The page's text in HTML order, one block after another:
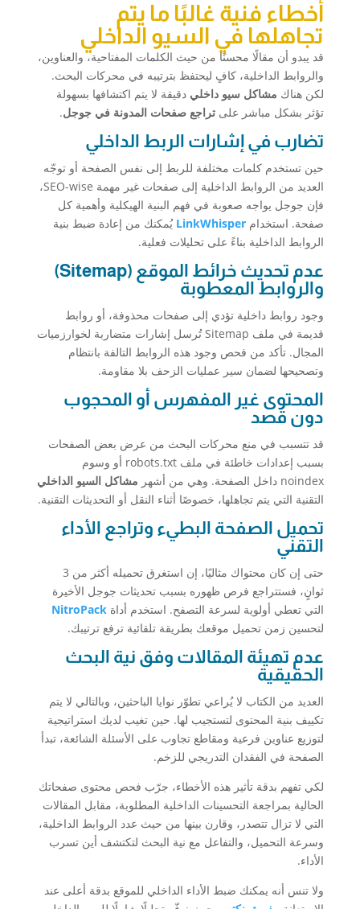
أخطاء فنية غالبًا ما يتم
تجاهلها في السيو الداخلي
قد يبدو أن مقالًا محسنًا من حيث الكلمات المفتاحية، والعناوين،
والروابط الداخلية، كافٍ ليحتفظ بترتيبه في محركات البحث.
لكن هناك مشاكل سيو داخلي دقيقة لا يتم اكتشافها بسهولة
تؤثر بشكل مباشر على تراجع صفحات المدونة في جوجل.
تضارب في إشارات الربط الداخلي
حين تستخدم كلمات مختلفة للربط إلى نفس الصفحة أو توجّه
العديد من الروابط الداخلية إلى صفحات غير مهمة SEO-wise،
فإن جوجل يواجه صعوبة في فهم البنية الهيكلية وأهمية كل
صفحة. استخدام LinkWhisper يُمكنك من إعادة ضبط بنية
الروابط الداخلية بناءً على تحليلات فعلية.
عدم تحديث خرائط الموقع (Sitemap)
والروابط المعطوبة
وجود روابط داخلية تؤدي إلى صفحات محذوفة، أو روابط
قديمة في ملف Sitemap تُرسل إشارات متضاربة لخوارزميات
المجال. تأكد من فحص وجود هذه الروابط التالفة بانتظام
وتصحيحها لضمان سير عمليات الزحف بلا مقاومة.
المحتوى غير المفهرس أو المحجوب
دون قصد
قد تتسبب في منع محركات البحث من عرض بعض الصفحات
بسبب إعدادات خاطئة في ملف robots.txt أو وسوم
noindex داخل الصفحة. وهي من أشهر
مشاكل السيو الداخلي
التقنية التي يتم تجاهلها، خصوصًا أثناء النقل أو التحديثات التقنية.
تحميل الصفحة البطيء وتراجع الأداء
التقني
حتى إن كان محتواك مثاليًا، إن استغرق تحميله أكثر من 3
ثوانٍ، فستتراجع فرص ظهوره بسبب تحديثات جوجل الأخيرة
التي تعطي أولوية لسرعة التصفح. استخدم أداة NitroPack
لتحسين زمن تحميل موقعك بطريقة تلقائية ترفع ترتيبك.
عدم تهيئة المقالات وفق نية البحث
الحقيقية
العديد من الكتاب لا يُراعي تطوّر نوايا الباحثين، وبالتالي لا يتم
تكييف بنية المحتوى لتستجيب لها. حين تغيب لديك استراتيجية
لتوزيع عناوين فرعية ومقاطع تجاوب على الأسئلة الشائعة، تبدأ
الصفحة في الفقدان التدريجي للزخم.
لكي تفهم بدقة تأثير هذه الأخطاء، جرّب فحص محتوى صفحاتك
الحالية بمراجعة التحسينات الداخلية المطلوبة، مقابل المقالات
التي لا تزال تتصدر، وقارن بينها من حيث عدد الروابط الداخلية،
وسرعة التحميل، والتفاعل مع نية البحث لتكتشف أين تسرب
الأداء.
ولا تنس أنه يمكنك ضبط الأداء الداخلي للموقع بدقة أعلى عند